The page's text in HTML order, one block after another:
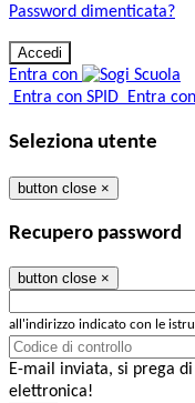
Password dimenticata?
Entra con
Entra con SPID Entra
Seleziona utente
button close ×
Recupero password
button close ×
all'indirizzo indicato con le
E-mail inviata, si prega
elettronica!